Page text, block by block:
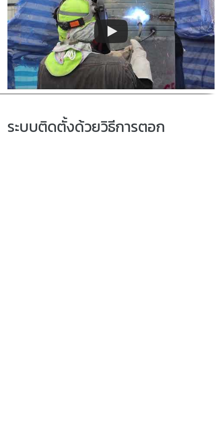
ระบบติดตั้งด้วยวิธีการตอก